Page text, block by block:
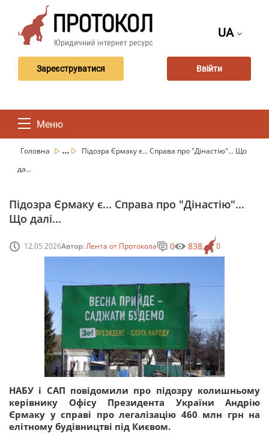
UA
Зареєструватися Ввійти
Меню
Головна ...
Підозра Єрмаку є... Справа про "Дінастію"... Що
да...
Підозра Єрмаку є... Справа про "Дінастію"...
Що далі...
12.05.2026Автор:Лента от Протокола 0
0 838
НАБУ і САП повідомили про підозру колишньому
керівнику Офісу Президента України Андрію
Єрмаку у справі про легалізацію 460 млн грн на
елітному будівництві під Києвом.